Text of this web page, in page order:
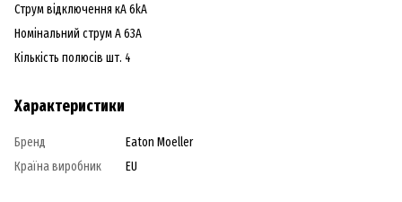
Струм відключення кА 6kA
Номінальний струм А 63A
Кількість полюсів шт. 4
Характеристики
Бренд
Eaton Moeller
Країна виробник
EU